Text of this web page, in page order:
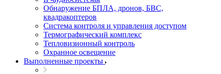
Обнаружение БПЛА, дронов, БВС,
квадракоптеров
Система контроля и управления доступом
Термографический комплекс
Тепловизионный контроль
Охранное освещение
Выполненные проекты